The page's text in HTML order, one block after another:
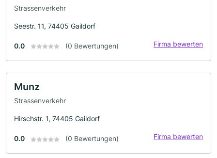
Strassenverkehr
Seestr. 11, 74405 Gaildorf
0.0 (0 Bewertungen) Firma bewerten
Munz
Strassenverkehr
Hirschstr. 1, 74405 Gaildorf
0.0 (0 Bewertungen) Firma bewerten